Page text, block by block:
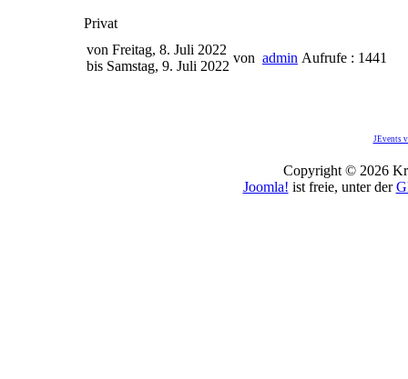
Privat
von Freitag, 8. Juli 2022
bis Samstag, 9. Juli 2022
von admin Aufrufe : 1441
JEvents
Copyright © 2026
Joomla! ist freie, unter der